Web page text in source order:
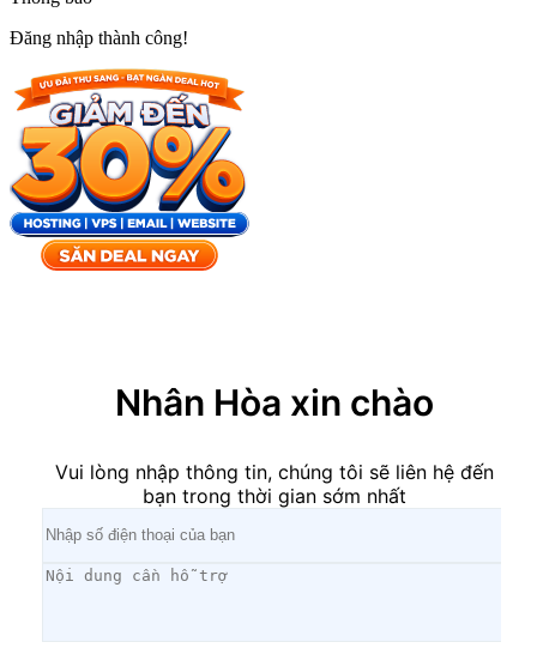
Đăng nhập thành công!
Nhân Hòa xin chào
Vui lòng nhập thông tin, chúng tôi sẽ liên hệ đến
bạn trong thời gian sớm nhất